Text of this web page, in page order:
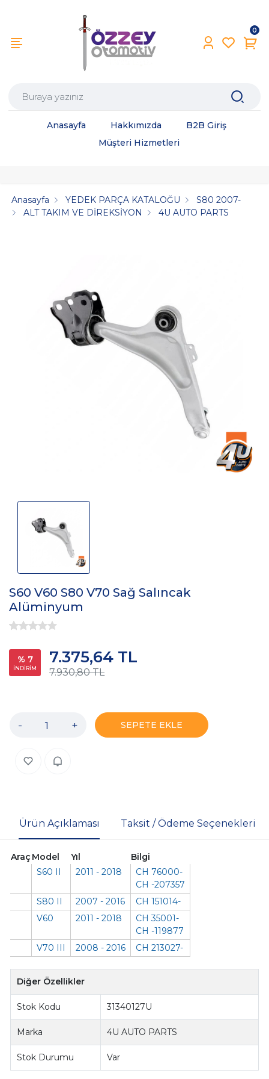
0
Anasayfa Hakkımızda
B2B Giriş
Müşteri Hizmetleri
Anasayfa YEDEK PARÇA KATALOĞU
S80 2007-
ALT TAKIM VE DİREKSİYON
4U AUTO PARTS
S60 V60 S80 V70 Sağ Salıncak
Alüminyum
% 7
İNDİRİM 7.930,80 TL
7.375,64 TL
- + SEPETE EKLE
Ürün Açıklaması Taksit / Ödeme Seçenekleri
AraçModel Yıl
Bilgi
S60 II
2011 - 2018
CH 76000-
CH -207357
S80 II
2007 - 2016
CH 151014-
V60
2011 - 2018
CH 35001-
CH -119877
V70 III
2008 - 2016 CH 213027-
Diğer Özellikler
Stok Kodu 31340127U
Marka 4U AUTO PARTS
Stok Durumu Var